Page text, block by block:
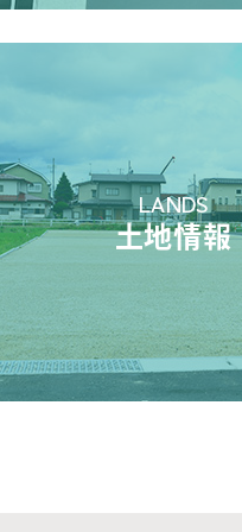
LANDS
土地情報